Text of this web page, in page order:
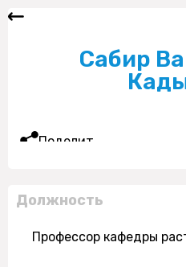
Сабир
Поделиться
Должность
Профессор кафедры